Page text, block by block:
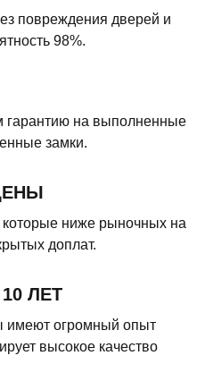
повреждения дверей и
98%.
гарантию на выполненные
замки.
ниже рыночных на
доплат.
ЛЕТ
имеют огромный опыт
высокое качество